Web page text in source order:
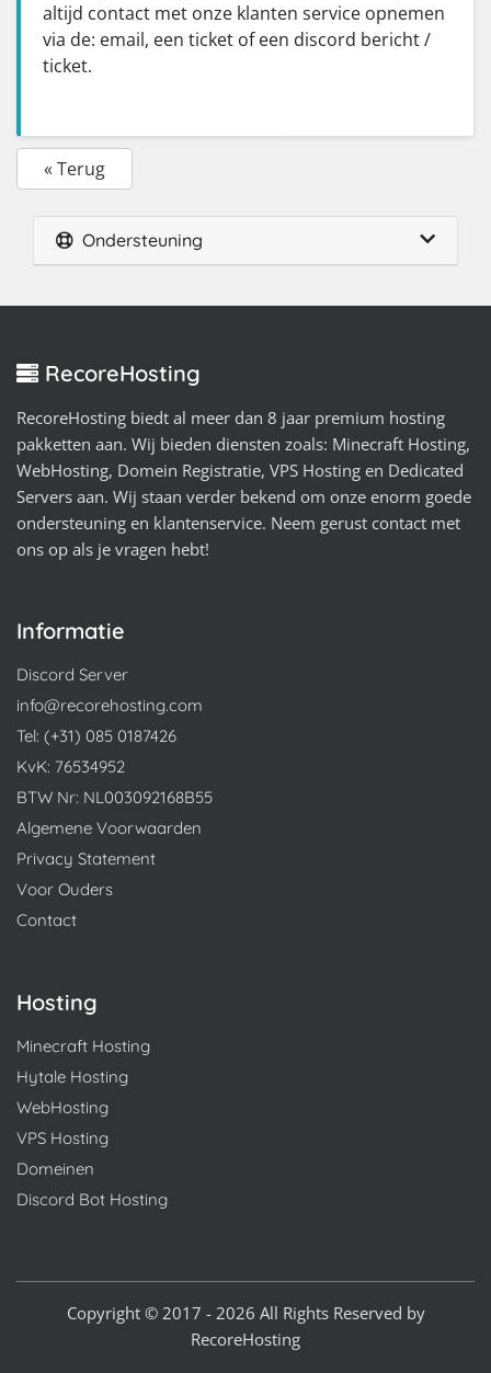
altijd contact met onze klanten service opnemen
via de: email, een ticket of een discord bericht /
ticket.
« Terug
Ondersteuning
RecoreHosting
RecoreHosting biedt al meer dan 8 jaar premium hosting
pakketten aan. Wij bieden diensten zoals: Minecraft Hosting,
WebHosting, Domein Registratie, VPS Hosting en Dedicated
Servers aan. Wij staan verder bekend om onze enorm goede
ondersteuning en klantenservice. Neem gerust contact met
ons op als je vragen hebt!
Informatie
Discord Server
info@recorehosting.com
Tel: (+31) 085 0187426
KvK: 76534952
BTW Nr: NL003092168B55
Algemene Voorwaarden
Privacy Statement
Voor Ouders
Contact
Hosting
Minecraft Hosting
Hytale Hosting
WebHosting
VPS Hosting
Domeinen
Discord Bot Hosting
Copyright © 2017 - 2026 All Rights Reserved by
RecoreHosting